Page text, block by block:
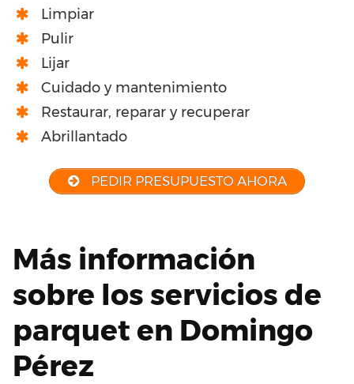
Limpiar
Pulir
Lijar
Cuidado y mantenimiento
Restaurar, reparar y recuperar
Abrillantado
PEDIR PRESUPUESTO AHORA
Más información
sobre los servicios de
parquet en Domingo
Pérez